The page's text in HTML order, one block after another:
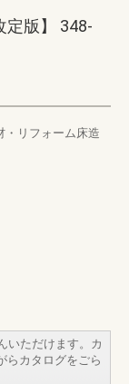
定版】 348-
・リフォーム床造
いただけます。カ
らカタログをごら